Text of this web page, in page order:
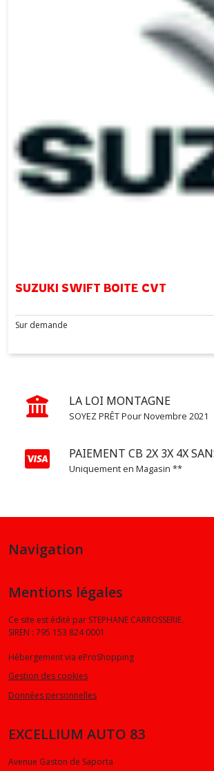
SUZUKI SWIFT BOITE CVT
Sur demande
LA LOI MONTAGNE
SOYEZ PRÊT Pour Novembre 2021
PAIEMENT CB 2X 3X 4X
Uniquement en Magasin **
Navigation
Mentions légales
Ce site est édité par STEPHANE CARROSSERIE.
SIREN : 795 153 824 0001
Hébergement via eProShopping
Gestion des cookies
Données personnelles
EXCELLIUM AUTO 83
Avenue Gaston de Saporta